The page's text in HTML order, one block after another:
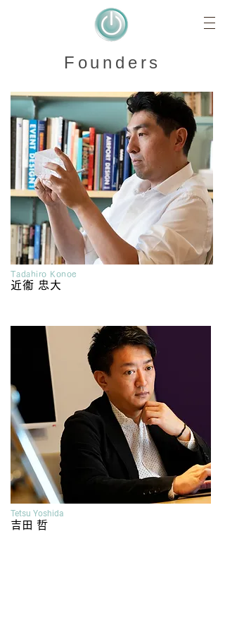
Founders
Tadahiro Konoe
近衞 忠大
Tetsu Yoshida
吉田 哲